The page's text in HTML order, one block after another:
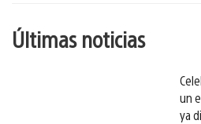
Últimas noticias
un
ya